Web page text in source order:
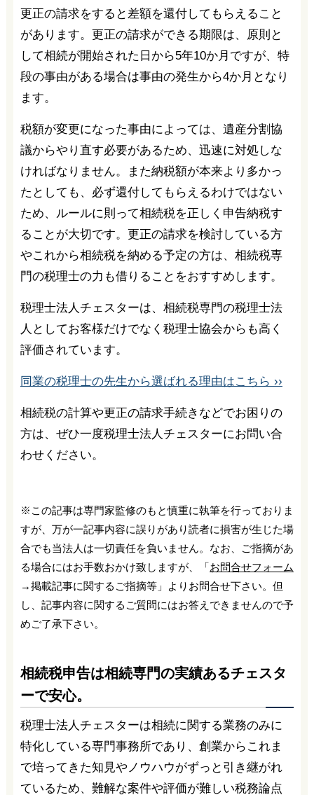
更正の請求をすると差額を還付してもらえること
があります。更正の請求ができる期限は、原則と
して相続が開始された日から5年10か月ですが、特
段の事由がある場合は事由の発生から4か月となり
ます。
税額が変更になった事由によっては、遺産分割協
議からやり直す必要があるため、迅速に対処しな
ければなりません。また納税額が本来より多かっ
たとしても、必ず還付してもらえるわけではない
ため、ルールに則って相続税を正しく申告納税す
ることが大切です。更正の請求を検討している方
やこれから相続税を納める予定の方は、相続税専
門の税理士の力も借りることをおすすめします。
税理士法人チェスターは、相続税専門の税理士法
人としてお客様だけでなく税理士協会からも高く
評価されています。
同業の税理士の先生から選ばれる理由はこちら ››
相続税の計算や更正の請求手続きなどでお困りの
方は、ぜひ一度税理士法人チェスターにお問い合
わせください。
※この記事は専門家監修のもと慎重に執筆を行っておりま
すが、万が一記事内容に誤りがあり読者に損害が生じた場
合でも当法人は一切責任を負いません。なお、ご指摘があ
る場合にはお手数おかけ致しますが、「お問合せフォーム
→掲載記事に関するご指摘等」よりお問合せ下さい。但
し、記事内容に関するご質問にはお答えできませんので予
めご了承下さい。
相続税申告は相続専門の実績あるチェスタ
ーで安心。
税理士法人チェスターは相続に関する業務のみに
特化している専門事務所であり、創業からこれま
で培ってきた知見やノウハウがずっと引き継がれ
ているため、難解な案件や評価が難しい税務論点